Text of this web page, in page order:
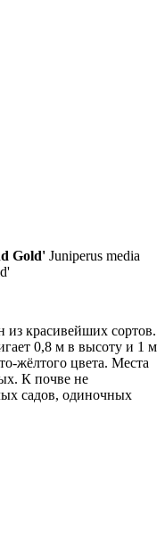
Gold' Juniperus media
красивейших сортов.
0,8 м в высоту и 1 м
жёлтого цвета. Места
К почве не
садов, одиночных